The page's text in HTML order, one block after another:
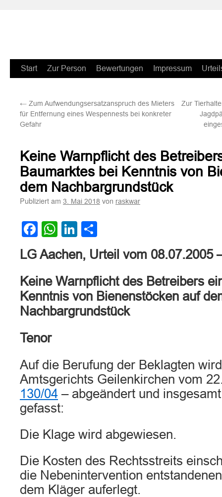
Zum
springen
Start Zur Person Bewertungen Impressum
← Zum Aufwendungsersatzanspruch des Mieters
für Entfernung eines Wespennests bei konkreter
Gefahr
Zur
Keine Warnpflicht des
Baumarktes bei Kenntnis von
dem Nachbargrundstück
Publiziert am 3. Mai 2018 von raskwar
Facebook
WhatsApp
LinkedIn
LG Aachen, Urteil vom 08.07.2005
Keine Warnpflicht des Betreibers
Kenntnis von Bienenstöcken auf
Nachbargrundstück
Tenor
Auf die Berufung der Beklagten
Amtsgerichts Geilenkirchen vom
130/04 – abgeändert und
gefasst:
Die Klage wird abgewiesen.
Die Kosten des Rechtsstreits
die Nebenintervention
dem Kläger auferlegt.